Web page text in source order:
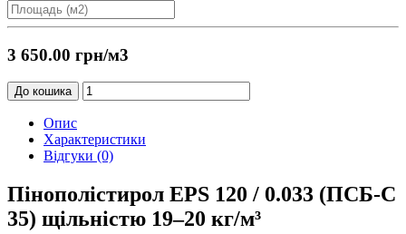
3 650.00 грн/м3
До кошика
Опис
Характеристики
Відгуки (0)
Пінополістирол EPS 120 / 0.033 (ПСБ-С
35) щільністю 19–20 кг/м³